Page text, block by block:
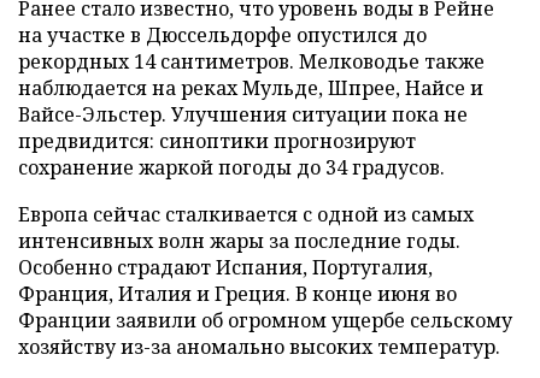
Ранее стало известно, что уровень воды в Рейне
на участке в Дюссельдорфе опустился до
рекордных 14 сантиметров. Мелководье также
наблюдается на реках Мульде, Шпрее, Найсе и
Вайсе-Эльстер. Улучшения ситуации пока не
предвидится: синоптики прогнозируют
сохранение жаркой погоды до 34 градусов.
Европа сейчас сталкивается с одной из самых
интенсивных волн жары за последние годы.
Особенно страдают Испания, Португалия,
Франция, Италия и Греция. В конце июня во
Франции заявили об огромном ущербе сельскому
хозяйству из-за аномально высоких температур.